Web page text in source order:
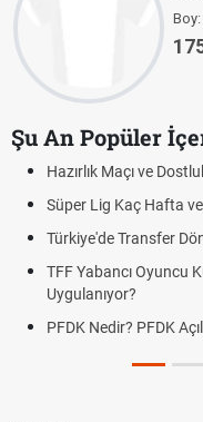
Boy:
Şu An Popüler
Hazırlık Maçı ve
Süper Lig Kaç Hafta
Türkiye'de Transfer
TFF Yabancı Oyuncu
Uygulanıyor?
PFDK Nedir? PFDK